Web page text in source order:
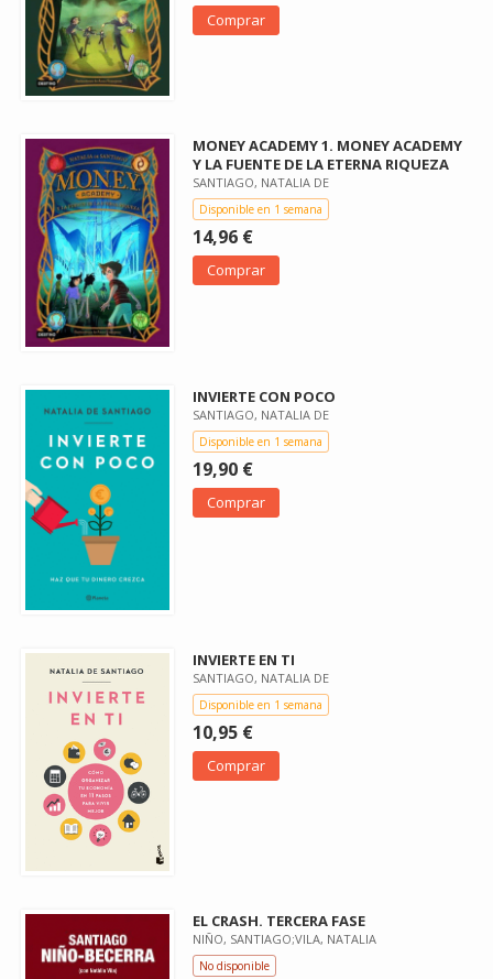
Comprar
MONEY ACADEMY 1. MONEY ACADEMY
Y LA FUENTE DE LA ETERNA RIQUEZA
SANTIAGO, NATALIA DE
Disponible en 1 semana
14,96 €
Comprar
INVIERTE CON POCO
SANTIAGO, NATALIA DE
Disponible en 1 semana
19,90 €
Comprar
INVIERTE EN TI
SANTIAGO, NATALIA DE
Disponible en 1 semana
10,95 €
Comprar
EL CRASH. TERCERA FASE
NIÑO, SANTIAGO;VILA, NATALIA
No disponible